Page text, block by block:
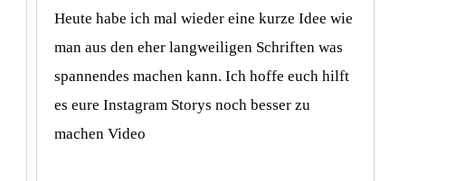
Heute habe ich mal wieder eine kurze Idee wie
man aus den eher langweiligen Schriften was
spannendes machen kann. Ich hoffe euch hilft
es eure Instagram Storys noch besser zu
machen Video